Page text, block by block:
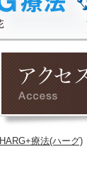
HARG+療法(ハーグ)